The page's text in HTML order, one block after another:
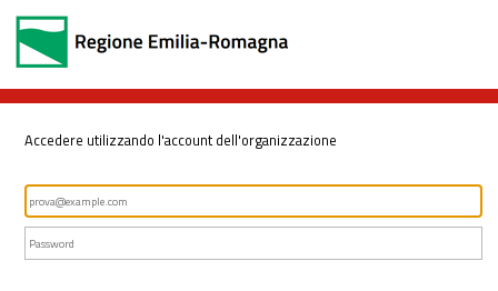
Accedere utilizzando l'account dell'organizzazione